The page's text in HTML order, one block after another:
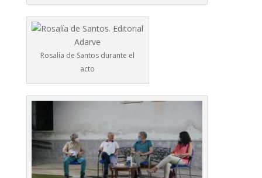
Rosalía de Santos durante el
acto